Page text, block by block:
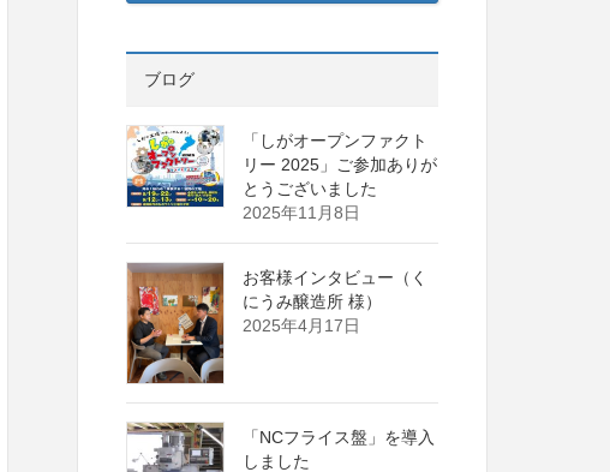
ブログ
「しがオープンファクト
リー 2025」ご参加ありが
とうございました
2025年11月8日
お客様インタビュー（く
にうみ醸造所 様）
2025年4月17日
「NCフライス盤」を導入
しました